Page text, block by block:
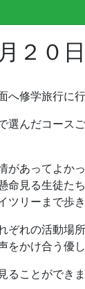
０日
修学旅行に行
選んだコース
があってよか
命見る生徒た
リーまで歩
ぞれの活動場
かけ合う優
ることができ